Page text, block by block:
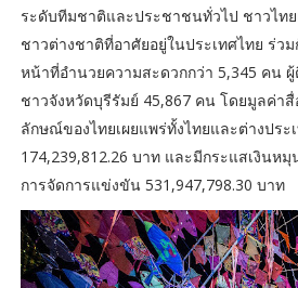
ระดับทีมชาติและประชาชนทั่วไป ชาวไทย
ชาวต่างชาติที่อาศัยอยู่ในประเทศไทย ร่ว
หน้าที่อำนวยความสะดวกกว่า 5,345 คน
ชาวจังหวัดบุรีรัมย์ 45,867 คน โดยมูลค่า
ลักษณ์ของไทยเผยแพร่ทั้งไทยและต่างประ
174,239,812.26 บาท และมีกระแสเงินหมุ
การจัดการแข่งขัน 531,947,798.30 บาท